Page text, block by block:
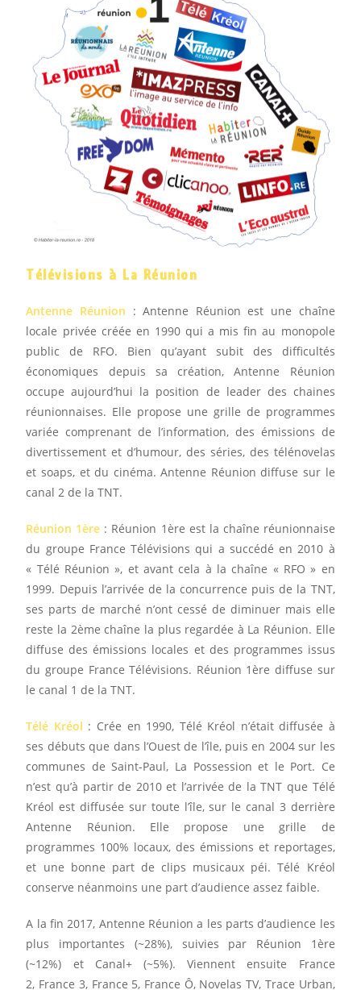
Télévisions à La Réunion
Antenne Réunion : Antenne Réunion est une chaîne
locale privée créée en 1990 qui a mis fin au monopole
public de RFO. Bien qu’ayant subit des difficultés
économiques depuis sa création, Antenne Réunion
occupe aujourd’hui la position de leader des chaines
réunionnaises. Elle propose une grille de programmes
variée comprenant de l’information, des émissions de
divertissement et d’humour, des séries, des télénovelas
et soaps, et du cinéma. Antenne Réunion diffuse sur le
canal 2 de la TNT.
Réunion 1ère : Réunion 1ère est la chaîne réunionnaise
du groupe France Télévisions qui a succédé en 2010 à
« Télé Réunion », et avant cela à la chaîne « RFO » en
1999. Depuis l’arrivée de la concurrence puis de la TNT,
ses parts de marché n’ont cessé de diminuer mais elle
reste la 2ème chaîne la plus regardée à La Réunion. Elle
diffuse des émissions locales et des programmes issus
du groupe France Télévisions. Réunion 1ère diffuse sur
le canal 1 de la TNT.
Télé Kréol : Crée en 1990, Télé Kréol n’était diffusée à
ses débuts que dans l’Ouest de l’île, puis en 2004 sur les
communes de Saint-Paul, La Possession et le Port. Ce
n’est qu’à partir de 2010 et l’arrivée de la TNT que Télé
Kréol est diffusée sur toute l’île, sur le canal 3 derrière
Antenne Réunion. Elle propose une grille de
programmes 100% locaux, des émissions et reportages,
et une bonne part de clips musicaux péi. Télé Kréol
conserve néanmoins une part d’audience assez faible.
A la fin 2017, Antenne Réunion a les parts d’audience les
plus importantes (~28%), suivies par Réunion 1ère
(~12%) et Canal+ (~5%). Viennent ensuite France
2, France 3, France 5, France Ô, Novelas TV, Trace Urban,